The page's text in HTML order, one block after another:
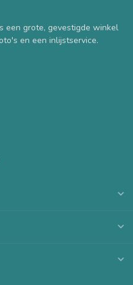
een grote, gevestigde winkel
en een inlijstservice.